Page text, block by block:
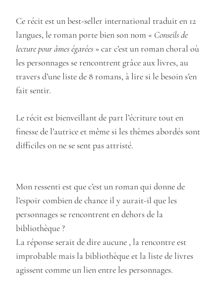
Ce récit est un best-seller international traduit en 12
langues, le roman porte bien son nom « Conseils de
lecture pour âmes égarées » car c’est un roman choral où
les personnages se rencontrent grâce aux livres, au
travers d’une liste de 8 romans, à lire si le besoin s’en
fait sentir.
Le récit est bienveillant de part l’écriture tout en
finesse de l’autrice et même si les thèmes abordés sont
difficiles on ne se sent pas attristé.
Mon ressenti est que c’est un roman qui donne de
l’espoir combien de chance il y aurait-il que les
personnages se rencontrent en dehors de la
bibliothèque ?
La réponse serait de dire aucune , la rencontre est
improbable mais la bibliothèque et la liste de livres
agissent comme un lien entre les personnages.